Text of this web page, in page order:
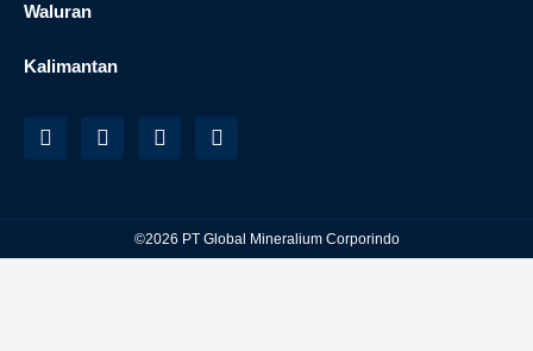
Waluran
Kalimantan
©2026 PT Global Mineralium Corporindo